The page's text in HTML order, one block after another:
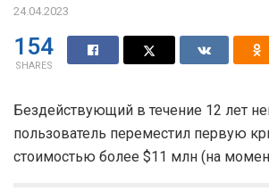
24.04.2023
154
SHARES
Бездействующий в течение 12 лет
пользователь переместил первую
стоимостью более $11 млн (на